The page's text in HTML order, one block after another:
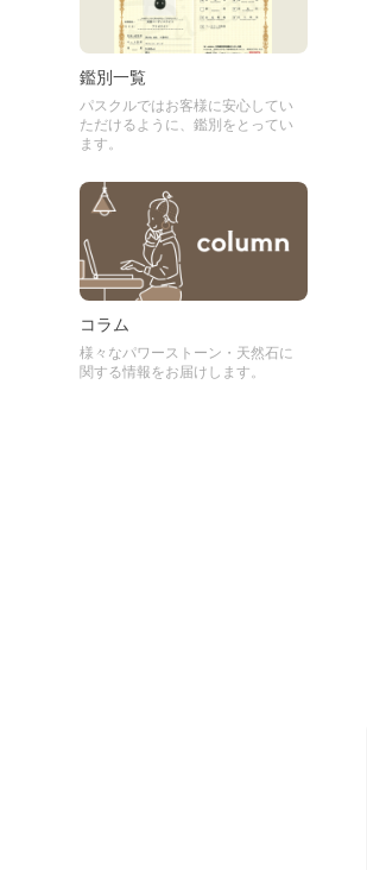
鑑別一覧
パスクルではお客様に安心してい
ただけるように、鑑別をとってい
ます。
コラム
様々なパワーストーン・天然石に
関する情報をお届けします。